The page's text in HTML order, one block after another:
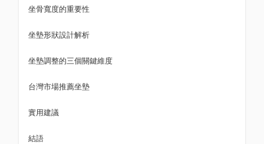
坐骨寬度的重要性
坐墊形狀設計解析
坐墊調整的三個關鍵維度
台灣市場推薦坐墊
實用建議
結語